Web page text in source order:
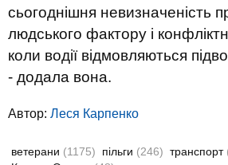
сьогоднішня невизначеність
людського фактору і
коли водії відмовляються
- додала вона.
Автор: Леся Карпенко
ветерани (1175) пільги (246) транспорт